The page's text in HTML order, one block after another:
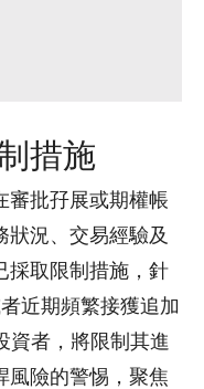
措施
審批孖展或期權帳
狀況、交易經驗及
採取限制措施，針
近期頻繁接獲追加
資者，將限制其進
風險的警惕，聚焦